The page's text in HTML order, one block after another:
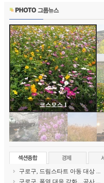
코스모스 1
구로구, 드림스타트 아동 대상 ...
구로구, 폭염 대응 강화…공사 ...